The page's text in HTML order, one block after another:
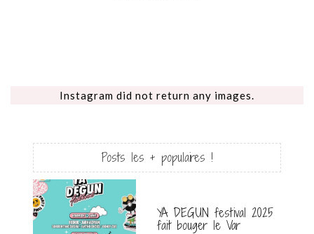
Instagram did not return any images.
Posts les + populaires !
YA DEGUN festival 2025
fait bouger le Var